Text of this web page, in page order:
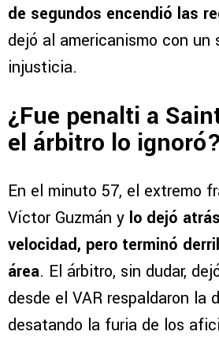
de segundos encendió las
dejó al americanismo con un
injusticia.
¿Fue penalti a
el árbitro lo ignoró?
En el minuto 57, el extremo
Víctor Guzmán y lo dejó
velocidad, pero terminó
área. El árbitro, sin dudar,
desde el VAR respaldaron la
desatando la furia de los